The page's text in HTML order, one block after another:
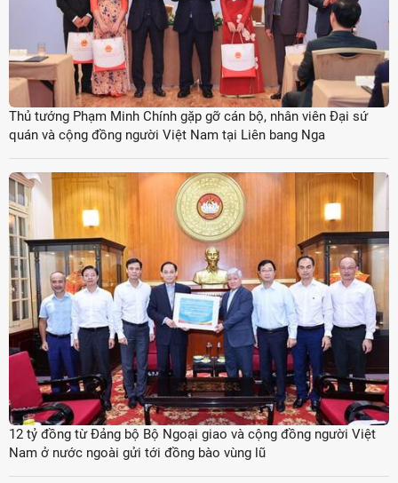
Thủ tướng Phạm Minh Chính gặp gỡ cán bộ, nhân viên Đại sứ
quán và cộng đồng người Việt Nam tại Liên bang Nga
12 tỷ đồng từ Đảng bộ Bộ Ngoại giao và cộng đồng người Việt
Nam ở nước ngoài gửi tới đồng bào vùng lũ